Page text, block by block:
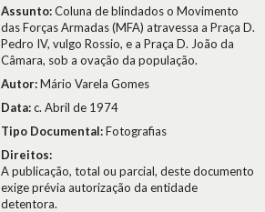
Assunto:Coluna de blindados o Movimento
das Forças Armadas (MFA) atravessa a Praça D.
Pedro IV, vulgo Rossio, e a Praça D. João da
Câmara, sob a ovação da população.
Autor:Mário Varela Gomes
Data:c. Abril de 1974
Tipo Documental:Fotografias
Direitos:
A publicação, total ou parcial, deste documento
exige prévia autorização da entidade
detentora.